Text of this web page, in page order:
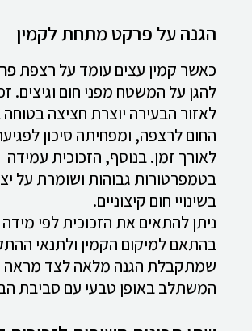
הגנה על פרקט מתחת לקמין
כאשר קמין עצים עומד על רצפת
להגן על המשטח מפני חום וגיצים.
לאזור הבעירה יוצרת חציצה בטוחה
החום לרצפה, ומפחיתה סיכון
לאורך זמן. בנוסף, הזכוכית עמידה
בטמפרטורות גבוהות ושומרת על
בשינויי חום קיצוניים.
ניתן להתאים את הזכוכית לפי מידה
בהתאם למיקום הקמין ולתנאי
שמתקבלת הגנה מלאה לצד מראה
המשתלב באופן טבעי עם סביבת